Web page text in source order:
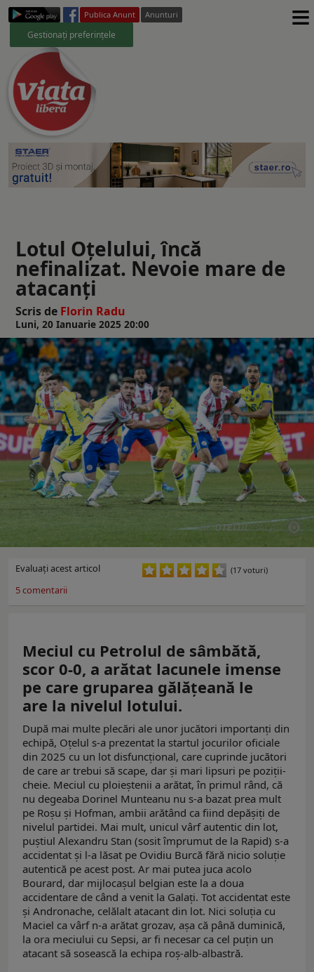
Publica Anunt Anunturi
Gestionați preferințele ≡
Lotul Oțelului, încă
nefinalizat. Nevoie mare de
atacanţi
Scris de Florin Radu
Luni, 20 Ianuarie 2025 20:00
Evaluaţi acest articol (17 voturi)
5comentarii
Meciul cu Petrolul de sâmbătă,
scor 0-0, a arătat lacunele imense
pe care gruparea gălățeană le
are la nivelul lotului.
După mai multe plecări ale unor jucători importanți din
echipă, Oțelul s-a prezentat la startul jocurilor oficiale
din 2025 cu un lot disfuncțional, care cuprinde jucători
de care ar trebui să scape, dar și mari lipsuri pe poziții-
cheie. Meciul cu ploieștenii a arătat, în primul rând, că
nu degeaba Dorinel Munteanu nu s-a bazat prea mult
pe Roșu și Hofman, ambii arătând ca fiind depășiți de
nivelul partidei. Mai mult, unicul vârf autentic din lot,
puștiul Alexandru Stan (sosit împrumut de la Rapid) s-a
accidentat și l-a lăsat pe Ovidiu Burcă fără nicio soluție
autentică pe acest post. Ar mai putea juca acolo
Bourard, dar mijlocașul belgian este la a doua
accidentare de când a venit la Galați. Tot accidentat este
și Andronache, celălalt atacant din lot. Nici soluția cu
Maciel ca vârf n-a arătat grozav, așa că până duminică,
la ora meciului cu Sepsi, ar fi necesar ca cel puțin un
atacant să sosească la echipa roș-alb-albastră.